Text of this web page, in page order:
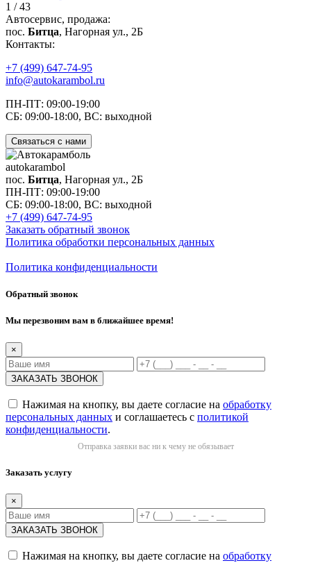
1 / 43
Автосервис, продажа:
пос. Битца, Нагорная ул., 2Б
Контакты:
+7 (499) 647-74-95
info@autokarambol.ru
ПН-ПТ: 09:00-19:00
СБ: 09:00-18:00, ВС: выходной
Связаться с нами
autokarambol
пос. Битца, Нагорная ул., 2Б
ПН-ПТ: 09:00-19:00
СБ: 09:00-18:00, ВС: выходной
+7 (499) 647-74-95
Заказать обратный звонок
Политика обработки персональных данных
Политика конфиденциальности
Обратный звонок
Мы перезвоним вам в ближайшее время!
×
Нажимая на кнопку, вы даете согласие на обработку
персональных данных и соглашаетесь с политикой
конфиденциальности.
Отправка заявки вас ни к чему не обязывает
Заказать услугу
×
Нажимая на кнопку, вы даете согласие на обработку